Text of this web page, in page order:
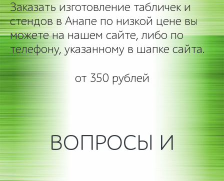
Заказать изготовление табличек и
стендов в Анапе по низкой цене вы
можете на нашем сайте, либо по
телефону, указанному в шапке сайта.
от 350 рублей
ВОПРОСЫ И